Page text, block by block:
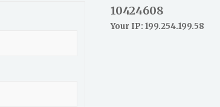
10424608
Your IP: 199.254.199.58